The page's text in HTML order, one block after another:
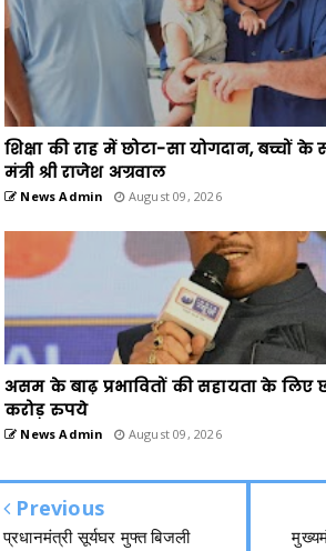
शिक्षा की राह में छोटा-सा योगदान, बच्चों
मंत्री श्री राजेश अग्रवाल
News Admin August 09, 2026
असम के बाढ़ प्रभावितों की सहायता के लिए
करोड़ रुपये
News Admin August 09, 2026
Previous
प्रधानमंत्री सूर्यघर मुफ्त बिजली